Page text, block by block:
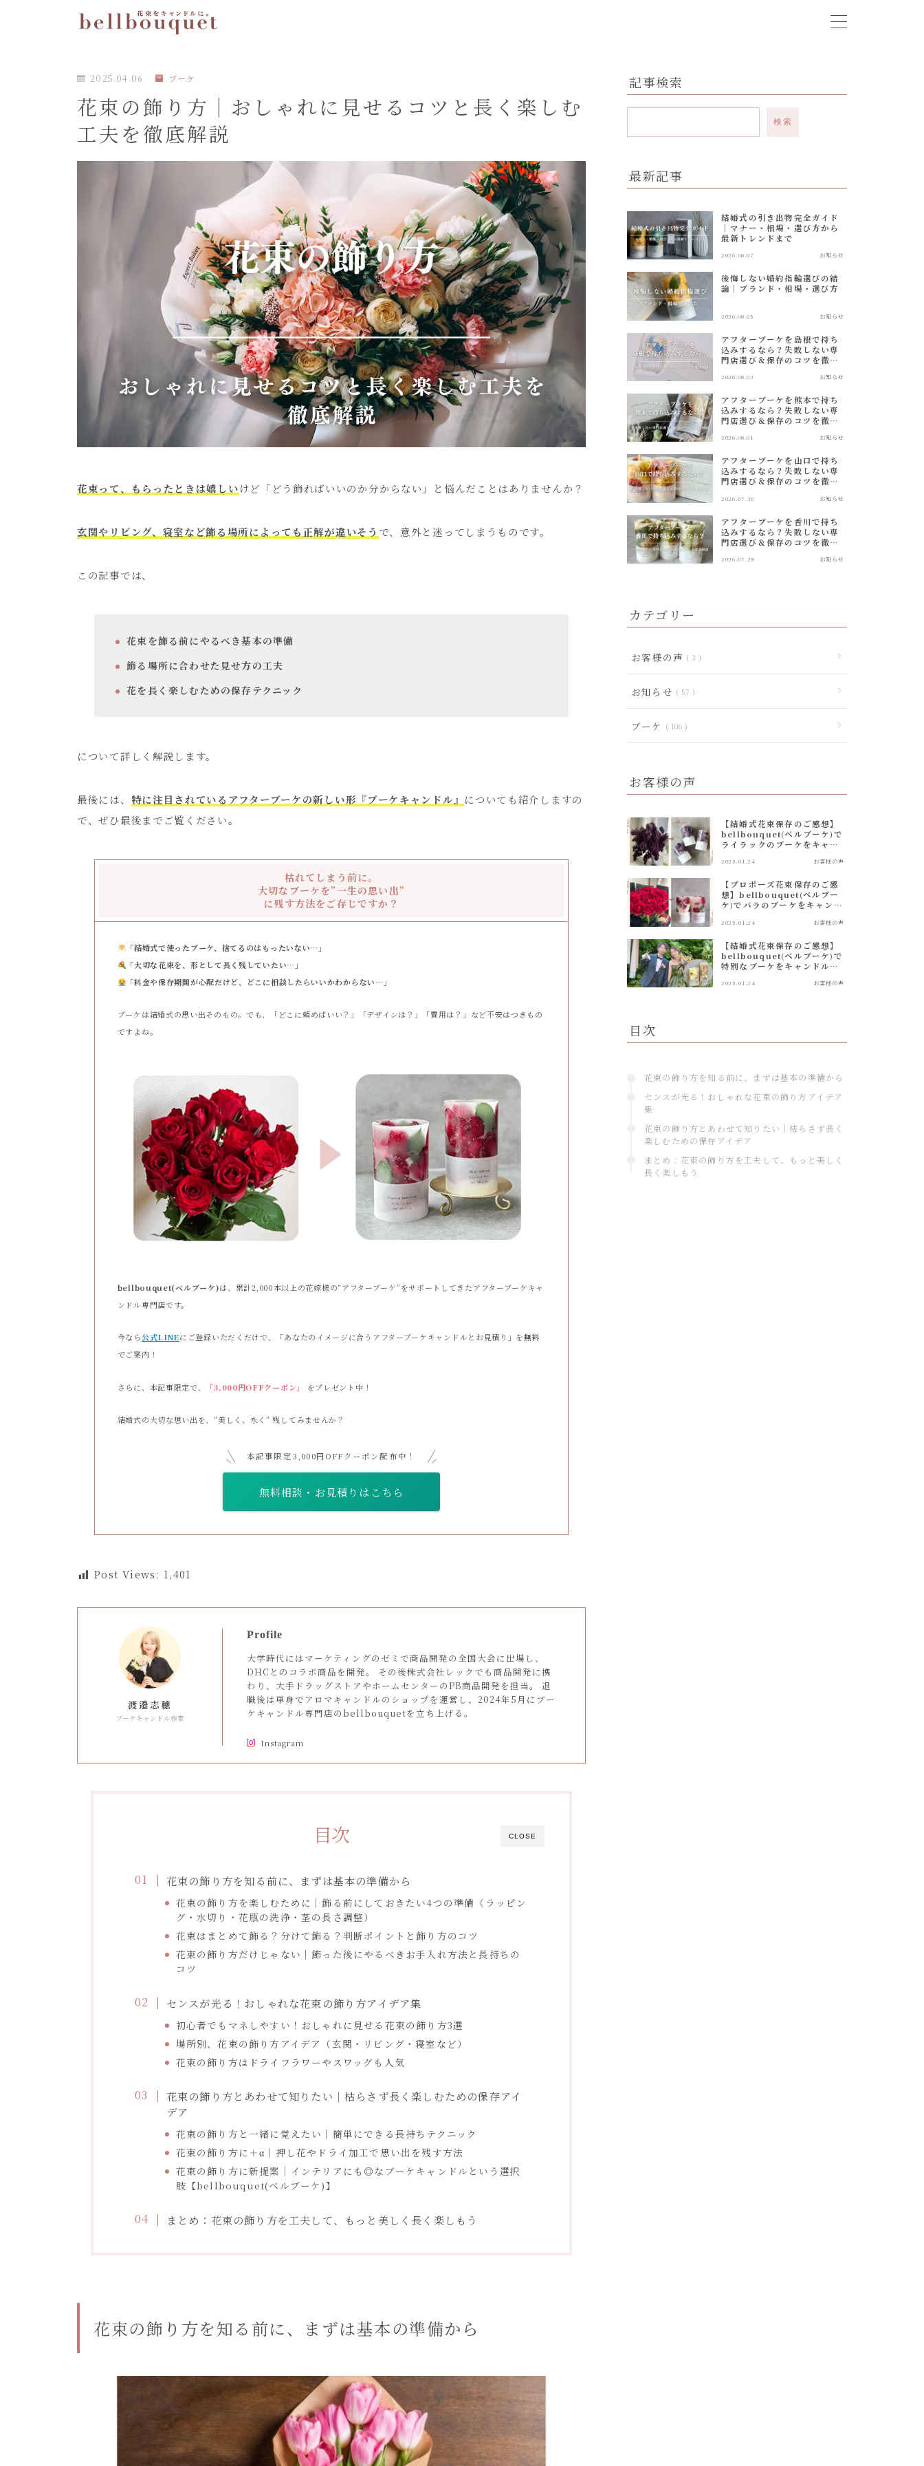
bellbouquetの料金表
よくある質問
お客様の声
ブログ
制作事例
会社概要
お問い合わせ
2025.04.06 ブーケ
花束の飾り方｜おしゃれに見せるコツと長く楽しむ
工夫を徹底解説
花束って、もらったときは嬉しいけど「どう飾ればいいのか分からない」と悩んだことはありませんか？
玄関やリビング、寝室など飾る場所によっても正解が違いそう で、意外と迷ってしまうものです。
この記事では、
花束を飾る前にやるべき基本の準備
飾る場所に合わせた見せ方の工夫
花を長く楽しむための保存テクニック
について詳しく解説します。
最後には、 特に注目されているアフターブーケの新しい形『ブーケキャンドル』 についても紹介しますの
で、ぜひ最後までご覧ください。
枯れてしまう前に。
大切なブーケを”一生の思い出”
に残す方法をご存じですか？
「結婚式で使ったブーケ、捨てるのはもったいない…」
「大切な花束を、形として長く残していたい…」
「料金や保存期間が心配だけど、どこに相談したらいいかわからない…」
ブーケは結婚式の思い出そのもの。でも、「どこに頼めばいい？」「デザインは？」「費用は？」など不安はつきもの
ですよね。
bellbouquet(ベルブーケ)は、累計2,000本以上の花嫁様の“アフターブーケ”をサポートしてきたアフターブーケキャ
ンドル専門店です。
今なら公式LINEにご登録いただくだけで、「あなたのイメージに合うアフターブーケキャンドルとお見積り」を無料
でご案内！
さらに、本記事限定で、 「3,000円OFFクーポン」 をプレゼント中！
結婚式の大切な想い出を、“美しく、永く” 残してみませんか？
本記事限定3,000円OFFクーポン配布中！
無料相談・お見積りはこちら
Post Views: 1,401
渡邉志穂
ブーケキャンドル作家
Profile
大学時代にはマーケティングのゼミで商品開発の全国大会に出場し、
DHCとのコラボ商品を開発。 その後株式会社レックでも商品開発に携
わり、大手ドラッグストアやホームセンターのPB商品開発を担当。 退
職後は単身でアロマキャンドルのショップを運営し、2024年5月にブー
ケキャンドル専門店のbellbouquetを立ち上げる。
Instagram
CLOSE
目次
花束の飾り方を知る前に、まずは基本の準備から
花束の飾り方を楽しむために｜飾る前にしておきたい4つの準備（ラッピン
グ・水切り・花瓶の洗浄・茎の長さ調整）
花束はまとめて飾る？分けて飾る？判断ポイントと飾り方のコツ
花束の飾り方だけじゃない｜飾った後にやるべきお手入れ方法と長持ちの
コツ
センスが光る！おしゃれな花束の飾り方アイデア集
初心者でもマネしやすい！おしゃれに見せる花束の飾り方3選
場所別、花束の飾り方アイデア（玄関・リビング・寝室など）
花束の飾り方はドライフラワーやスワッグも人気
花束の飾り方とあわせて知りたい｜枯らさず長く楽しむための保存アイ
デア
花束の飾り方と一緒に覚えたい｜簡単にできる長持ちテクニック
花束の飾り方に＋α｜押し花やドライ加工で思い出を残す方法
花束の飾り方に新提案｜インテリアにも◎なブーケキャンドルという選択
肢【bellbouquet(ベルブーケ)】
まとめ：花束の飾り方を工夫して、もっと美しく長く楽しもう
花束の飾り方を知る前に、まずは基本の準備から
記事検索
検索
最新記事
結婚式の引き出物完全ガイド
｜マナー・相場・選び方から
最新トレンドまで
2026.08.07 お知らせ
後悔しない婚約指輪選びの結
論｜ブランド・相場・選び方
2026.08.05 お知らせ
アフターブーケを島根で持ち
込みするなら？失敗しない専
門店選び＆保存のコツを徹底
2026.08.03 お知らせ
アフターブーケを熊本で持ち
込みするなら？失敗しない専
門店選び＆保存のコツを徹底
2026.08.01 お知らせ
アフターブーケを山口で持ち
込みするなら？失敗しない専
門店選び＆保存のコツを徹底
2026.07.30 お知らせ
アフターブーケを香川で持ち
込みするなら？失敗しない専
門店選び＆保存のコツを徹底
2026.07.28 お知らせ
カテゴリー
お客様の声 3
お知らせ 57
ブーケ 106
お客様の声
【結婚式花束保存のご感想】
bellbouquet(ベルブーケ)で
ライラックのブーケをキャン
2025.01.24 お客様の声
【プロポーズ花束保存のご感
想】bellbouquet(ベルブー
ケ)でバラのブーケをキャンド
2025.01.24 お客様の声
【結婚式花束保存のご感想】
bellbouquet(ベルブーケ)で
特別なブーケをキャンドルに
2025.01.24 お客様の声
目次
花束の飾り方を知る前に、まずは基本の準備から
センスが光る！おしゃれな花束の飾り方アイデア
集
花束の飾り方とあわせて知りたい｜枯らさず長く
楽しむための保存アイデア
まとめ：花束の飾り方を工夫して、もっと美しく
長く楽しもう